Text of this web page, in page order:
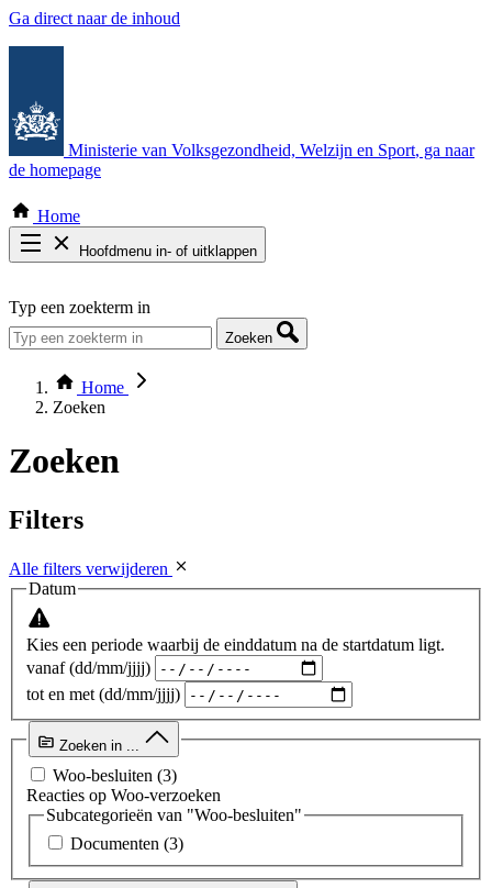
Ga direct naar de inhoud
Ministerie van Volksgezondheid, Welzijn en Sport, ga naar
de homepage
Home
Hoofdmenu in- of uitklappen
Thema COVID-19
Bekijk per bestuursorgaan
Typ een zoekterm in
Zoeken
Home
Zoeken
Zoeken
Filters
Alle filters verwijderen
Datum
Kies een periode waarbij de einddatum na de startdatum ligt.
vanaf (dd/mm/jjjj)
tot en met (dd/mm/jjjj)
Zoeken in ...
Woo-besluiten (3)
Reacties op Woo-verzoeken
Subcategorieën van "Woo-besluiten"
Documenten (3)